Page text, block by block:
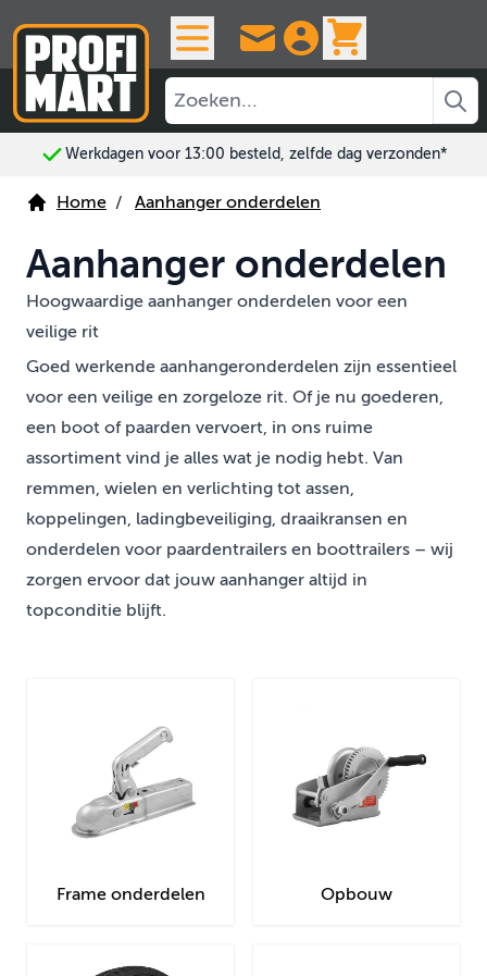
Werkdagen voor 13:00 besteld, zelfde dag verzonden*
Home / Aanhanger onderdelen
Aanhanger onderdelen
Hoogwaardige aanhanger onderdelen voor een
veilige rit
Goed werkende aanhangeronderdelen zijn essentieel
voor een veilige en zorgeloze rit. Of je nu goederen,
een boot of paarden vervoert, in ons ruime
assortiment vind je alles wat je nodig hebt. Van
remmen, wielen en verlichting tot assen,
koppelingen, ladingbeveiliging, draaikransen en
onderdelen voor paardentrailers en boottrailers – wij
zorgen ervoor dat jouw aanhanger altijd in
topconditie blijft.
Frame onderdelen Opbouw